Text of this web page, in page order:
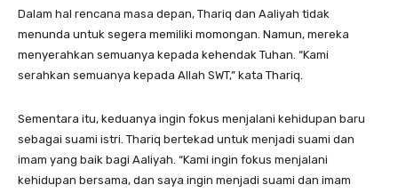
Dalam hal rencana masa depan, Thariq dan Aaliyah tidak
menunda untuk segera memiliki momongan. Namun, mereka
menyerahkan semuanya kepada kehendak Tuhan. “Kami
serahkan semuanya kepada Allah SWT,” kata Thariq.
Sementara itu, keduanya ingin fokus menjalani kehidupan baru
sebagai suami istri. Thariq bertekad untuk menjadi suami dan
imam yang baik bagi Aaliyah. “Kami ingin fokus menjalani
kehidupan bersama, dan saya ingin menjadi suami dan imam